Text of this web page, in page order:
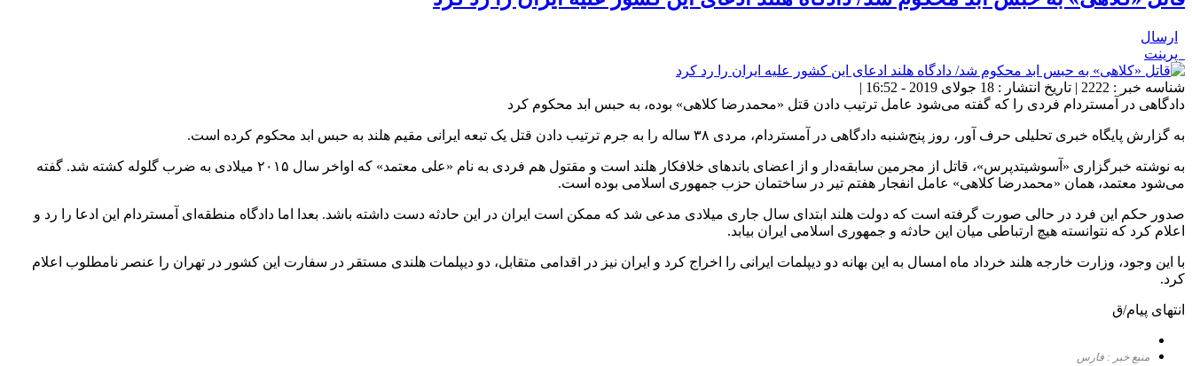
ارسال
پرینت
شناسه خبر : 2222 | تاریخ انتشار : 18 جولای 2019 - 16:52 |
دادگاهی در آمستردام فردی را که گفته می‌شود عامل ترتیب دادن قتل «محمدرضا کلاهی» بوده، به حبس ابد محکوم کرد
به گزارش پایگاه خبری تحلیلی حرف آور، روز پنج‌شنبه دادگاهی در آمستردام، مردی ۳۸ ساله را به جرم ترتیب دادن قتل یک تبعه ایرانی مقیم هلند به حبس ابد محکوم کرده است.
به نوشته خبرگزاری «آسوشیتدپرس»، قاتل از مجرمین سابقه‌دار و از اعضای باندهای خلافکار هلند است و مقتول هم فردی به نام «علی معتمد» که اواخر سال ۲۰۱۵ میلادی به ضرب گلوله کشته شد. گفته
می‌شود معتمد، همان «محمدرضا کلاهی» عامل انفجار هفتم تیر در ساختمان حزب جمهوری اسلامی بوده است.
صدور حکم این فرد در حالی صورت گرفته است که دولت هلند ابتدای سال جاری میلادی مدعی شد که ممکن است ایران در این حادثه دست داشته باشد. بعدا اما دادگاه منطقه‌ای آمستردام این ادعا را رد و
اعلام کرد که نتوانسته هیچ ارتباطی میان این حادثه و جمهوری اسلامی ایران بیابد.
با این وجود، وزارت خارجه هلند خرداد ماه امسال به این بهانه دو دیپلمات ایرانی را اخراج کرد و ایران نیز در اقدامی متقابل، دو دیپلمات هلندی مستقر در سفارت این کشور در تهران را عنصر نامطلوب اعلام
کرد.
انتهای پیام/ق
منبع خبر : فارس